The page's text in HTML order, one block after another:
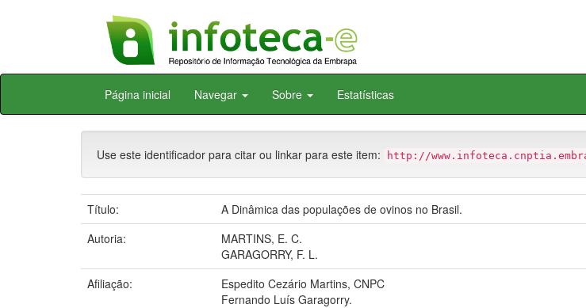
Skip
Página inicial Navegar Sobre Estatísticas
Use este identificador para citar ou linkar para este item: http://
Título:
A Dinâmica das populações de ovinos no Brasil.
Autoria:
MARTINS, E. C.
GARAGORRY, F. L.
Afiliação:
Espedito Cezário Martins, CNPC
Fernando Luís Garagorry.